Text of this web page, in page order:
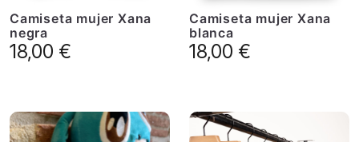
Camiseta mujer Xana
negra
18,00 €
Camiseta mujer Xana
blanca
18,00 €